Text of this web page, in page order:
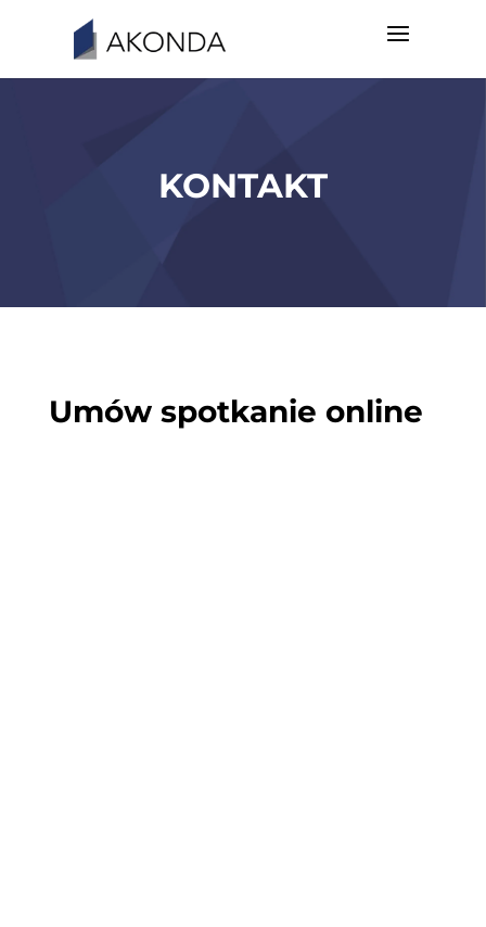
KONTAKT
Umów spotkanie online